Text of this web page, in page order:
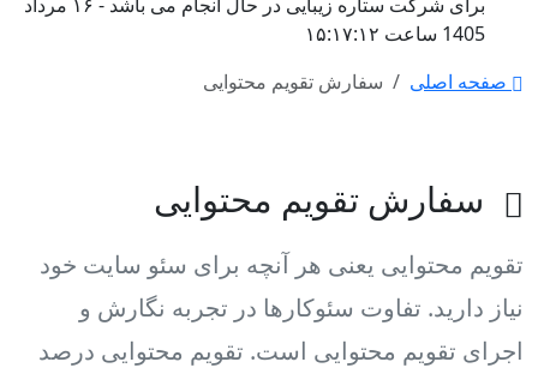
1405 ساعت ۱۵:۱۷:۱۲
صفحه اصلی
سفارش تقویم محتوایی
سفارش تقویم محتوایی
تقویم محتوایی یعنی هر آنچه برای سئو سایت خود
نیاز دارید. تفاوت سئوکارها در تجربه نگارش و
اجرای تقویم محتوایی است. تقویم محتوایی درصد